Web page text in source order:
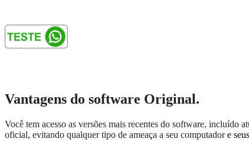
Vantagens do software Original.
Você tem acesso as versões mais recentes do software, incluído
oficial, evitando qualquer tipo de ameaça a seu computadore